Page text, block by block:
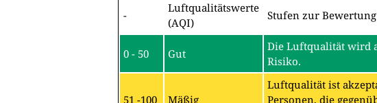
-
Luftqualitätswerte
(AQI)
Stufen zur
0 - 50 Gut
Die Luftqualität wird
Risiko.
51 -100 Mäßig
Luftqualität ist
Personen, die